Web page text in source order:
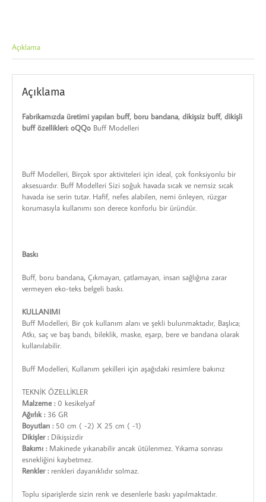
Açıklama
Açıklama
Fabrikamızda üretimi yapılan buff, boru bandana, dikişsiz buff, dikişli
buff özellikleri: oQQo Buff Modelleri
Buff Modelleri, Birçok spor aktiviteleri için ideal, çok fonksiyonlu bir
aksesuardır. Buff Modelleri Sizi soğuk havada sıcak ve nemsiz sıcak
havada ise serin tutar. Hafif, nefes alabilen, nemi önleyen, rüzgar
korumasıyla kullanımı son derece konforlu bir üründür.
Baskı
Buff, boru bandana,Çıkmayan, çatlamayan, insan sağlığına zarar
vermeyen eko-teks belgeli baskı.
KULLANIMI
Buff Modelleri, Bir çok kullanım alanı ve şekli bulunmaktadır, Başlıca;
Atkı, saç ve baş bandı, bileklik, maske, eşarp, bere ve bandana olarak
kullanılabilir.
Buff Modelleri, Kullanım şekilleri için aşağıdaki resimlere bakınız
TEKNİK ÖZELLİKLER
Malzeme :0 kesikelyaf
Ağırlık :36 GR
Boyutları :50 cm ( -2) X 25 cm ( -1)
Dikişler : Dikişsizdir
Bakımı : Makinede yıkanabilir ancak ütülenmez. Yıkama sonrası
esnekliğini kaybetmez.
Renkler :renkleri dayanıklıdır solmaz.
Toplu siparişlerde sizin renk ve desenlerle baskı yapılmaktadır.